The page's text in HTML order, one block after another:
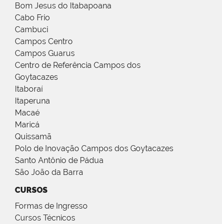
Bom Jesus do Itabapoana
Cabo Frio
Cambuci
Campos Centro
Campos Guarus
Centro de Referência Campos dos
Goytacazes
Itaboraí
Itaperuna
Macaé
Maricá
Quissamã
Polo de Inovação Campos dos Goytacazes
Santo Antônio de Pádua
São João da Barra
CURSOS
Formas de Ingresso
Cursos Técnicos